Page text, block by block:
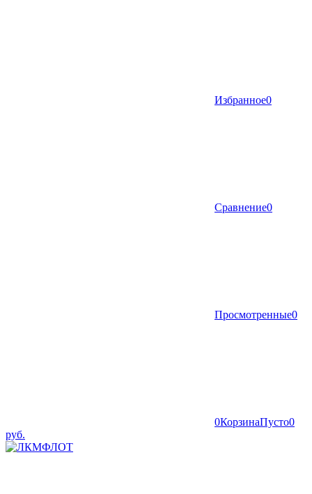
Избранное0
Сравнение0
Просмотренные0
0КорзинаПусто0
руб.